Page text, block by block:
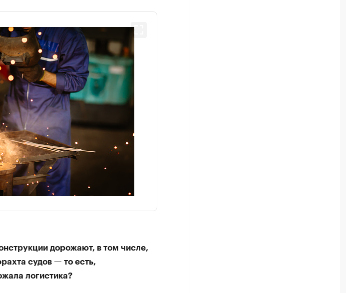
дорожают, в том числе,
судов — то есть,
логистика?